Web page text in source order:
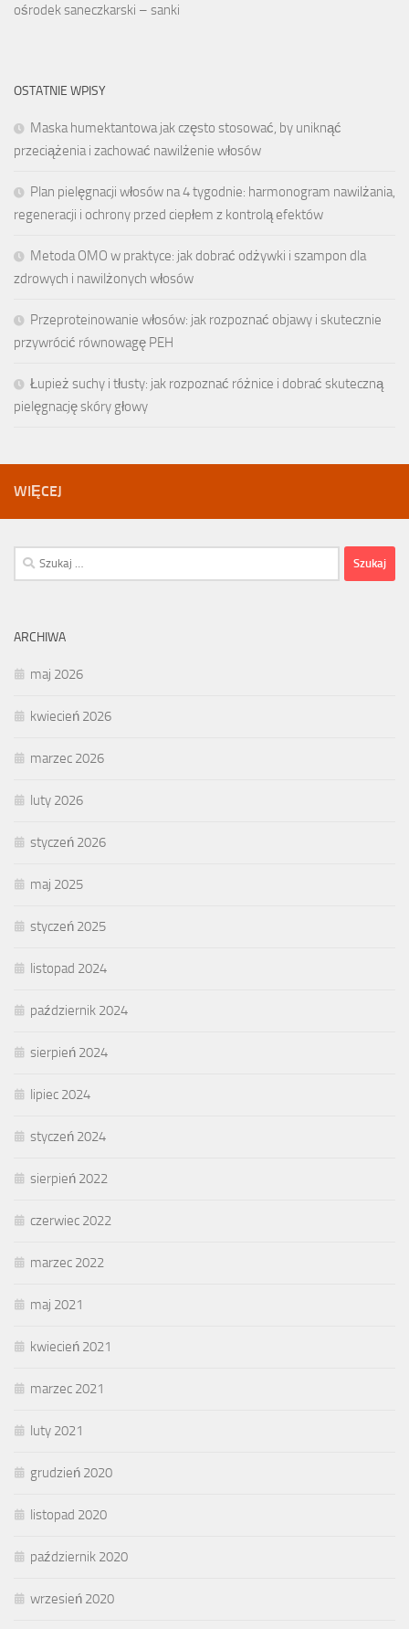
ośrodek saneczkarski – sanki
OSTATNIE WPISY
Maska humektantowa jak często stosować, by uniknąć
przeciążenia i zachować nawilżenie włosów
Plan pielęgnacji włosów na 4 tygodnie: harmonogram nawilżania,
regeneracji i ochrony przed ciepłem z kontrolą efektów
Metoda OMO w praktyce: jak dobrać odżywki i szampon dla
zdrowych i nawilżonych włosów
Przeproteinowanie włosów: jak rozpoznać objawy i skutecznie
przywrócić równowagę PEH
Łupież suchy i tłusty: jak rozpoznać różnice i dobrać skuteczną
pielęgnację skóry głowy
WIĘCEJ
Szukaj:
ARCHIWA
maj 2026
kwiecień 2026
marzec 2026
luty 2026
styczeń 2026
maj 2025
styczeń 2025
listopad 2024
październik 2024
sierpień 2024
lipiec 2024
styczeń 2024
sierpień 2022
czerwiec 2022
marzec 2022
maj 2021
kwiecień 2021
marzec 2021
luty 2021
grudzień 2020
listopad 2020
październik 2020
wrzesień 2020